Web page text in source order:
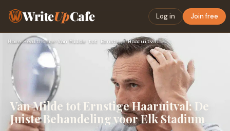
WriteUpCafe Log in Join free
Home›Healthcare› Van Milde tot Ernstige Haaruitval: De Juiste Behandeling voo…
Van Milde tot Ernstige Haaruitval: De
Juiste Behandeling voor Elk Stadium